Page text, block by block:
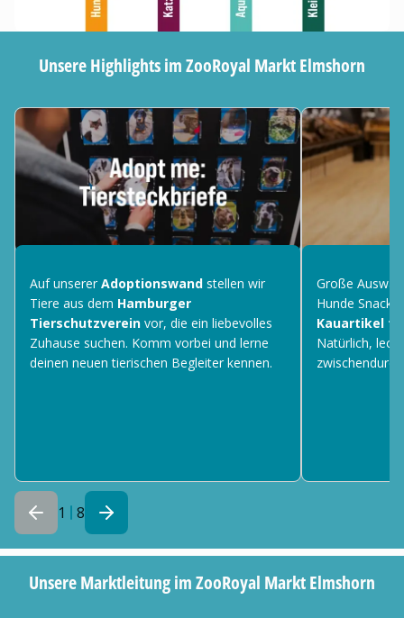
Unsere Highlights im ZooRoyal Markt Elmshorn
Auf unsererAdoptionswand stellen wir
Tiere aus dem Hamburger
Tierschutzverein vor, die ein liebevolles
Zuhause suchen. Komm vorbei und lerne
deinen neuen tierischen Begleiter kennen.
Große
Hunde
Kauartikel
Natürlich,
1 8
Unsere Marktleitung im ZooRoyal Markt Elmshorn